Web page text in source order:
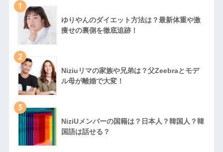
1
ゆりやんのダイエット方法は？最新体重や激
痩せの裏側を徹底追跡！
2
Niziuリマの家族や兄弟は？父Zeebraとモデ
ル母が離婚で大変！
3
NiziUメンバーの国籍は？日本人？韓国人？韓
国語は話せる？